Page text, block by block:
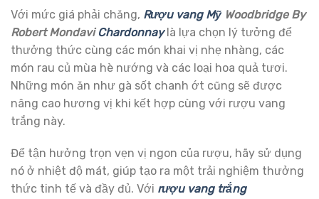
Với mức giá phải chăng, Rượu vang MỹWoodbridge By
Robert Mondavi Chardonnaylà lựa chọn lý tưởng để
thưởng thức cùng các món khai vị nhẹ nhàng, các
món rau củ mùa hè nướng và các loại hoa quả tươi.
Những món ăn như gà sốt chanh ớt cũng sẽ được
nâng cao hương vị khi kết hợp cùng với rượu vang
trắng này.
Để tận hưởng trọn vẹn vị ngon của rượu, hãy sử dụng
nó ở nhiệt độ mát, giúp tạo ra một trải nghiệm thưởng
thức tinh tế và đầy đủ. Với rượu vang trắng